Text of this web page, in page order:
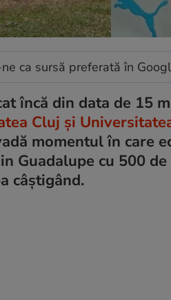
ca sursă preferată în
încă din data de 15
Cluj și
momentul în care
Guadalupe cu 500
câștigând.